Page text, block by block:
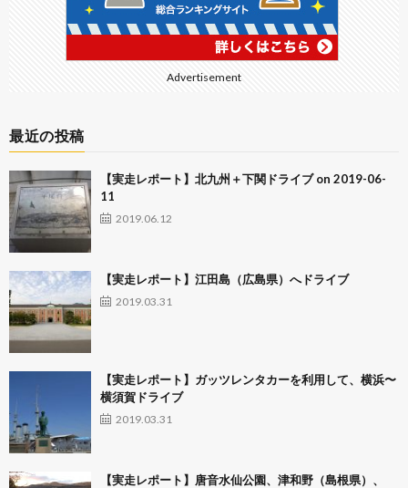
Advertisement
最近の投稿
【実走レポート】北九州＋下関ドライブ on 2019-06-
11
2019.06.12
【実走レポート】江田島（広島県）へドライブ
2019.03.31
【実走レポート】ガッツレンタカーを利用して、横浜〜
横須賀ドライブ
2019.03.31
【実走レポート】唐音水仙公園、津和野（島根県）、